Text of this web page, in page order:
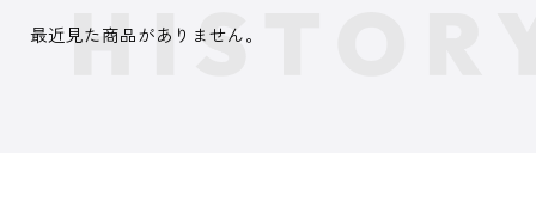
最近見た商品がありません。